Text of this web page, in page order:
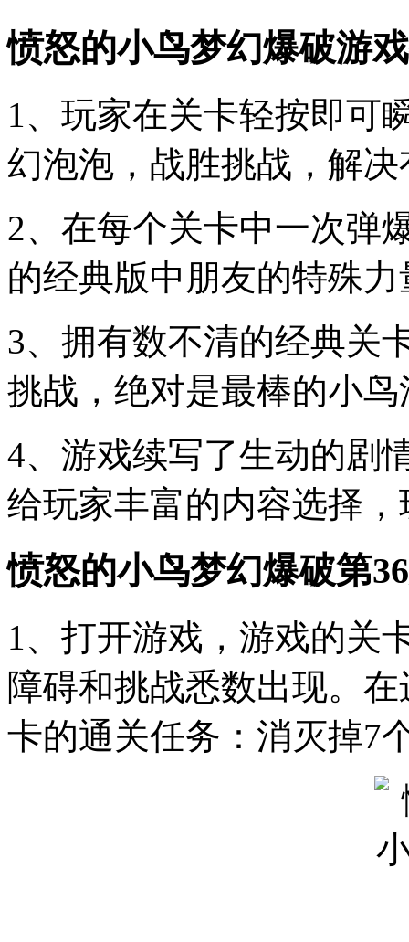
愤怒的小鸟梦幻爆破游
1、玩家在关卡轻按即可
幻泡泡，战胜挑战，解
2、在每个关卡中一次弹
的经典版中朋友的特殊
3、拥有数不清的经典关
挑战，绝对是最棒的小
4、游戏续写了生动的剧
给玩家丰富的内容选择
愤怒的小鸟梦幻爆破第
1、打开游戏，游戏的关
障碍和挑战悉数出现。
卡的通关任务：消灭掉7